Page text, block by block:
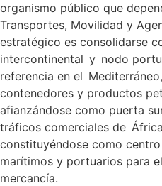
organismo público que
Transportes, Movilidad y
estratégico es consolidarse
intercontinental y nodo
referencia en el
contenedores y productos
afianzándose como puerta
tráficos comerciales de
constituyéndose como
marítimos y portuarios para
mercancía.